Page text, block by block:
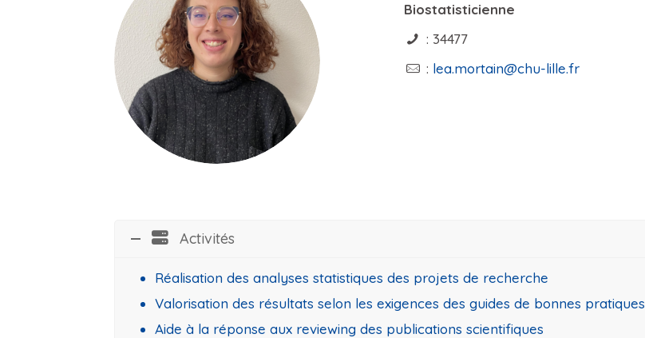
Biostatisticienne
: 34477
: lea.mortain@chu-lille.fr
Activités
Réalisation des analyses statistiques des projets de recherche
Valorisation des résultats selon les exigences des guides de bonnes pratiques
Aide à la réponse aux reviewing des publications scientifiques